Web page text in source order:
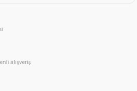
alışveriş